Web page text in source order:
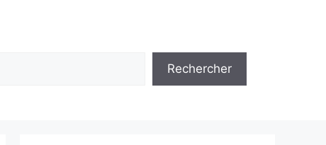
Rechercher